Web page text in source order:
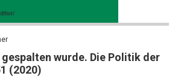
wurde. Die Politik der
(2020)